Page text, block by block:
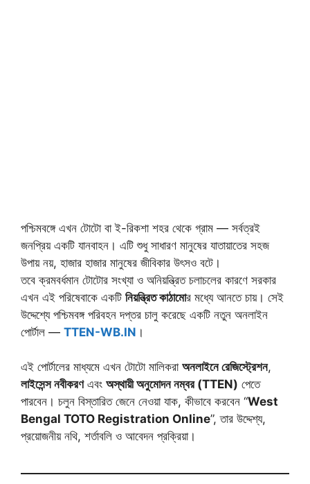
পশ্চিমবঙ্গে এখন টোটো বা ই-রিকশা শহর থেকে গ্রাম — সর্বত্রই
জনপ্রিয় একটি যানবাহন। এটি শুধু সাধারণ মানুষের যাতায়াতের সহজ
উপায় নয়, হাজার হাজার মানুষের জীবিকার উৎসও বটে।
তবে ক্রমবর্ধমান টোটোর সংখ্যা ও অনিয়ন্ত্রিত চলাচলের কারণে সরকার
এখন এই পরিষেবাকে একটি নিয়ন্ত্রিত কাঠামোর মধ্যে আনতে চায়। সেই
উদ্দেশ্যে পশ্চিমবঙ্গ পরিবহন দপ্তর চালু করেছে একটি নতুন অনলাইন
পোর্টাল — TTEN-WB.IN ।
এই পোর্টালের মাধ্যমে এখন টোটো মালিকরা অনলাইনে রেজিস্ট্রেশন,
লাইসেন্স নবীকরণএবং অস্থায়ী অনুমোদন নম্বর (TTEN) পেতে
পারবেন। চলুন বিস্তারিত জেনে নেওয়া যাক, কীভাবে করবেন “West
Bengal TOTO Registration Online”, তার উদ্দেশ্য,
প্রয়োজনীয় নথি, শর্তাবলি ও আবেদন প্রক্রিয়া।